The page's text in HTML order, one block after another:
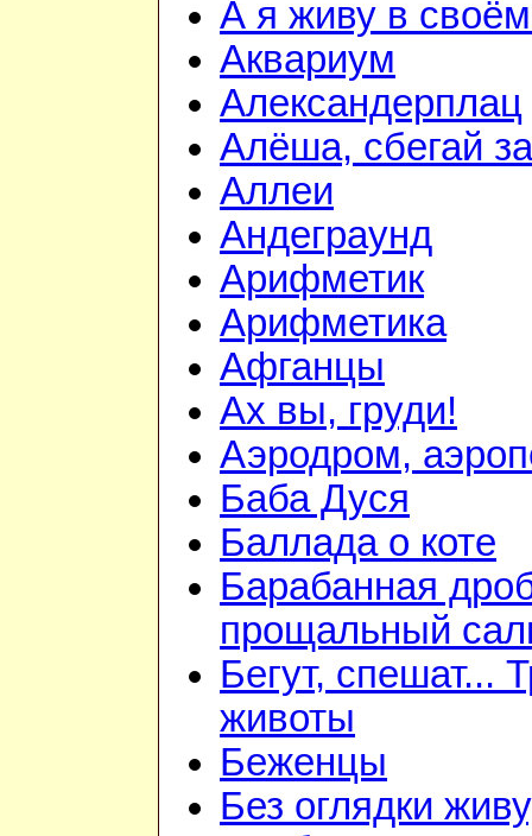
А я живу в своём
Аквариум
Александерплац
Алёша, сбегай
Аллеи
Андеграунд
Арифметик
Арифметика
Афганцы
Ах вы, груди!
Аэродром,
Баба Дуся
Баллада о коте
Барабанная
прощальный
Бегут, спешат...
животы
Беженцы
Без оглядки